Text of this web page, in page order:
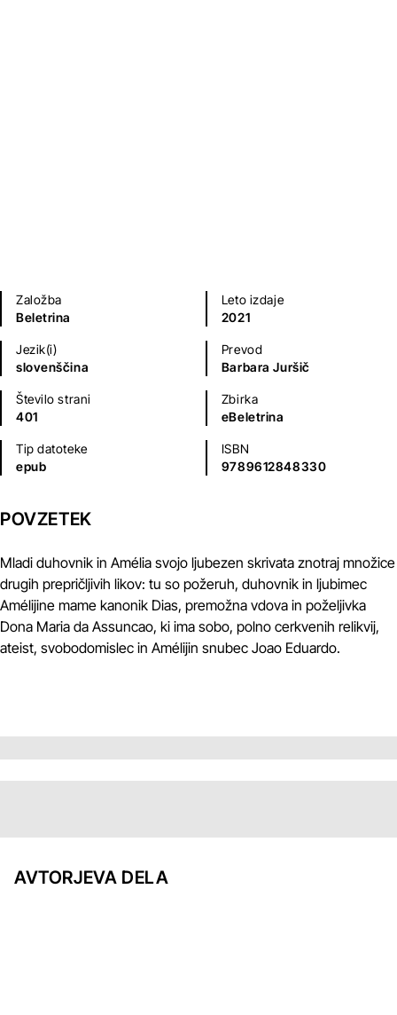
Založba
Beletrina
Leto izdaje
2021
Jezik(i)
slovenščina
Prevod
Barbara Juršič
Število strani
401
Zbirka
eBeletrina
Tip datoteke
epub
ISBN
9789612848330
POVZETEK
Mladi duhovnik in Amélia svojo ljubezen skrivata znotraj množice
drugih prepričljivih likov: tu so požeruh, duhovnik in ljubimec
Amélijine mame kanonik Dias, premožna vdova in poželjivka
Dona Maria da Assuncao, ki ima sobo, polno cerkvenih relikvij,
ateist, svobodomislec in Amélijin snubec Joao Eduardo.
AVTORJEVA DELA